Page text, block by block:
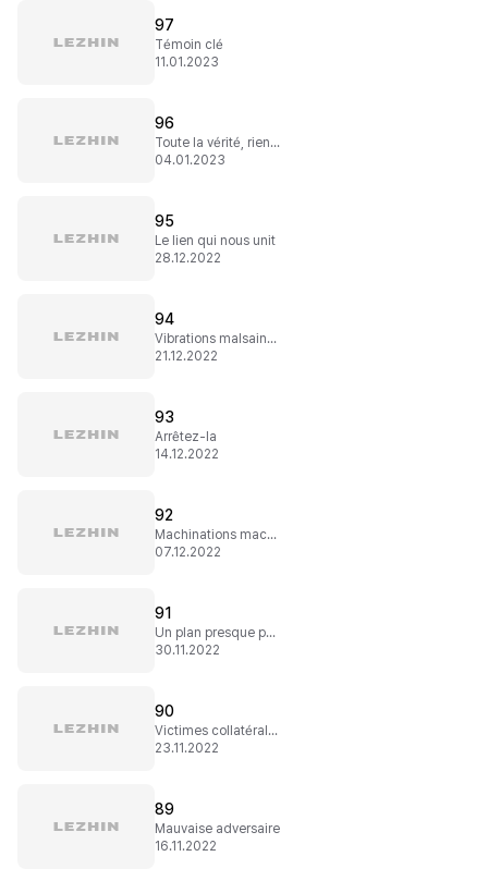
97
Témoin clé
11.01.2023
96
Toute la vérité, rien que la vérité
04.01.2023
95
Le lien qui nous unit
28.12.2022
94
Vibrations malsaines
21.12.2022
93
Arrêtez-la
14.12.2022
92
Machinations machiavéliques
07.12.2022
91
Un plan presque parfait
30.11.2022
90
Victimes collatérales
23.11.2022
89
Mauvaise adversaire
16.11.2022